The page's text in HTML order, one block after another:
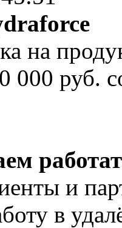
на
000 руб.
и
в